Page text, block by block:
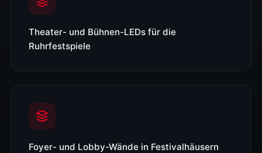
Theater- und Bühnen-LEDs für die
Ruhrfestspiele
Foyer- und Lobby-Wände in Festivalhäusern